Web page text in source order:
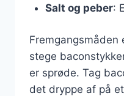
Salt og peber:
stege
er sprøde. Tag
det dryppe af på